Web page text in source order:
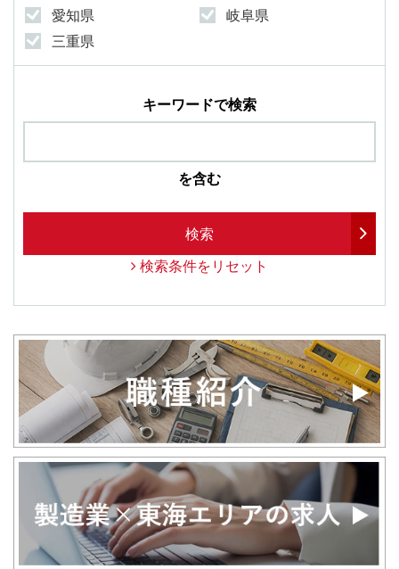
愛知県
岐阜県
三重県
キーワードで検索
を含む
検索
検索条件をリセット